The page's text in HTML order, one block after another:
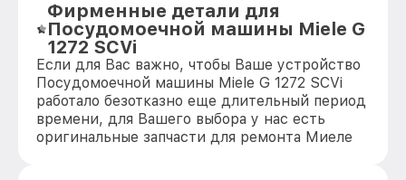
Фирменные детали для
Посудомоечной машины Miele G
1272 SCVi
Если для Вас важно, чтобы Ваше устройство
Посудомоечной машины Miele G 1272 SCVi
работало безотказно еще длительный период
времени, для Вашего выбора у нас есть
оригинальные запчасти для ремонта Миеле